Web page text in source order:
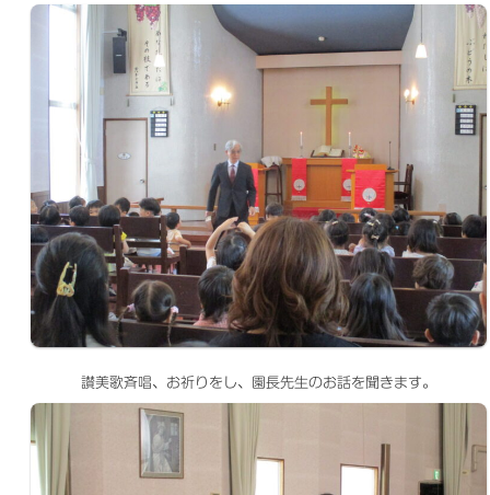
讃美歌斉唱、お祈りをし、園長先生のお話を聞きます。